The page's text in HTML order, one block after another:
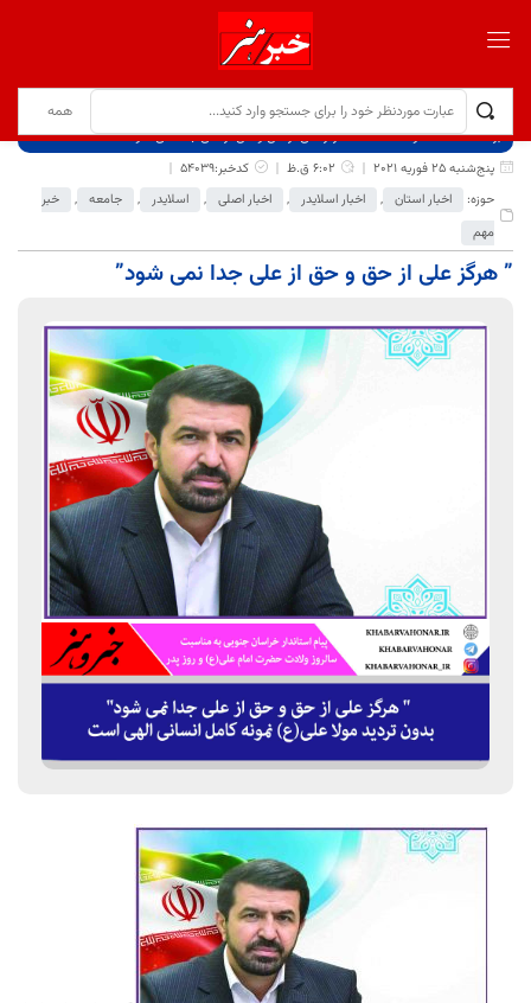
برگ نخست نوشته‌ها
” هرگز علی از حق و حق از علی جدا نمی شود”
پنج‌شنبه 25 فوریه 2021
6:02 ق.ظ
کدخبر:54039
حوزه:
اخبار استان , اخبار اسلایدر , اخبار اصلی , اسلایدر , جامعه ,
خبر
مهم
” هرگز علی از حق و حق از علی جدا نمی شود”